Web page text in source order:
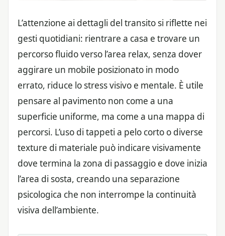
L’attenzione ai dettagli del transito si riflette nei
gesti quotidiani: rientrare a casa e trovare un
percorso fluido verso l’area relax, senza dover
aggirare un mobile posizionato in modo
errato, riduce lo stress visivo e mentale. È utile
pensare al pavimento non come a una
superficie uniforme, ma come a una mappa di
percorsi. L’uso di tappeti a pelo corto o diverse
texture di materiale può indicare visivamente
dove termina la zona di passaggio e dove inizia
l’area di sosta, creando una separazione
psicologica che non interrompe la continuità
visiva dell’ambiente.